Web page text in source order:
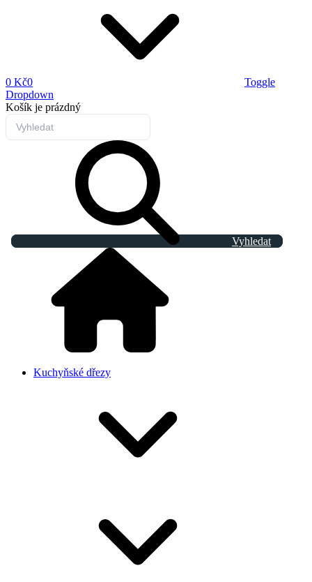
0 Kč0
Toggle
Dropdown
Košík je prázdný
Vyhledat
Kuchyňské dřezy